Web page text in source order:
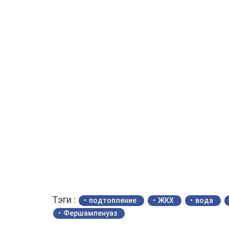
Тэги : подтопление ЖКХ вода
Фершампенуаз